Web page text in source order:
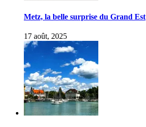
Metz, la belle surprise du Grand Est
17 août, 2025